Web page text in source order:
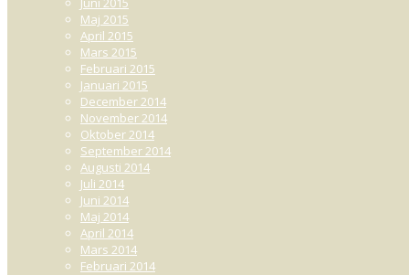
Maj 2015
April 2015
Mars 2015
Februari 2015
Januari 2015
December 2014
November 2014
Oktober 2014
September 2014
Augusti 2014
Juli 2014
Juni 2014
Maj 2014
April 2014
Mars 2014
Februari 2014